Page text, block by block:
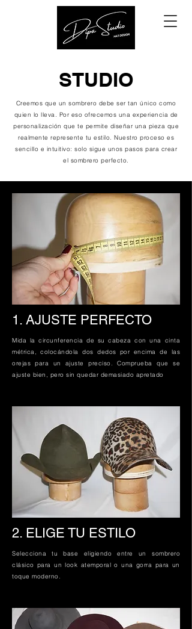
STUDIO
Creemos que un sombrero debe ser tan único como
quien lo lleva. Por eso ofrecemos una experiencia de
personalización que te permite diseñar una pieza que
realmente represente tu estilo. Nuestro proceso es
sencillo e intuitivo: solo sigue unos pasos para crear
el sombrero perfecto.
1. AJUSTE PERFECTO
Mida la circunferencia de su cabeza con una cinta
métrica, colocándola dos dedos por encima de las
orejas para un ajuste preciso. Comprueba que se
ajuste bien, pero sin quedar demasiado apretado
2. ELIGE TU ESTILO
Selecciona tu base eligiendo entre un sombrero
clásico para un look atemporal o una gorra para un
toque moderno.